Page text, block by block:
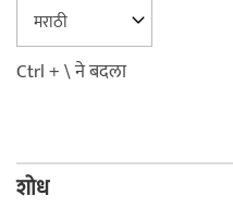
Ctrl + \ ने बदला
शोध